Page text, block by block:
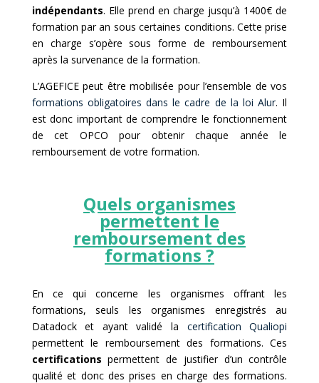
indépendants. Elle prend en charge jusqu’à 1400€ de
formation par an sous certaines conditions. Cette prise
en charge s’opère sous forme de remboursement
après la survenance de la formation.
L’AGEFICE peut être mobilisée pour l’ensemble de vos
formations obligatoires dans le cadre de la loi Alur. Il
est donc important de comprendre le fonctionnement
de cet OPCO pour obtenir chaque année le
remboursement de votre formation.
Quels organismes
permettent le
remboursement des
formations ?
En ce qui concerne les organismes offrant les
formations, seuls les organismes enregistrés au
Datadock et ayant validé la certification Qualiopi
permettent le remboursement des formations. Ces
certifications permettent de justifier d’un contrôle
qualité et donc des prises en charge des formations.